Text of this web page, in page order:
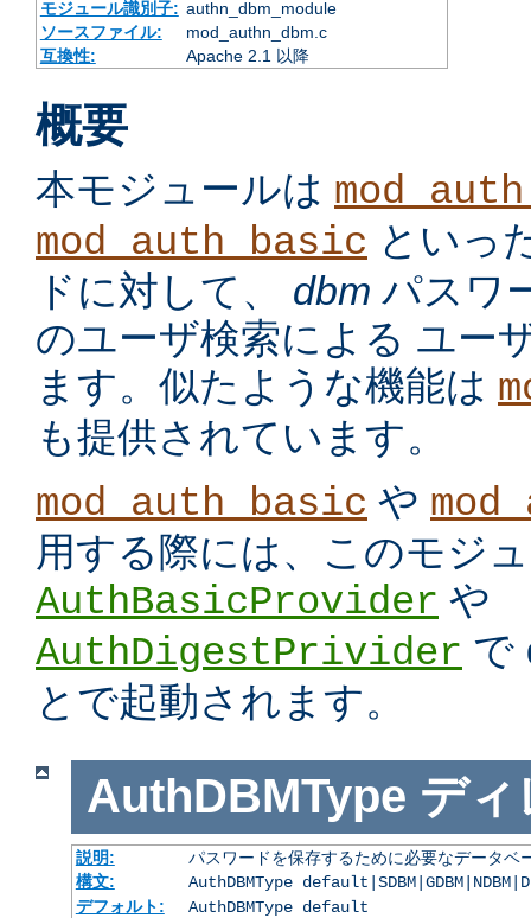
モジュール識別子: authn_dbm_module
ソースファイル:
mod_authn_dbm.c
互換性:
Apache 2.1 以降
概要
本モジュールは
mod_auth_basic といっ
ドに対して、 dbm パスワ
のユーザ検索による ユー
ます。似たような機能は
も提供されています。
mod_auth_basic や
用する際には、このモジ
AuthBasicProvider や
AuthDigestPrivider で
とで起動されます。
AuthDBMType ディ
説明:
パスワードを保存するために必要なデータベ
構文:
AuthDBMType
デフォルト:
AuthDBMType default